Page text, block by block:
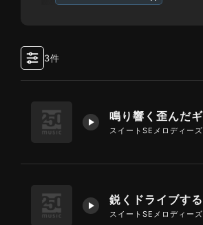
3件
スイートSEメロディーズ
鋭くドライブす
スイートSEメロディーズ